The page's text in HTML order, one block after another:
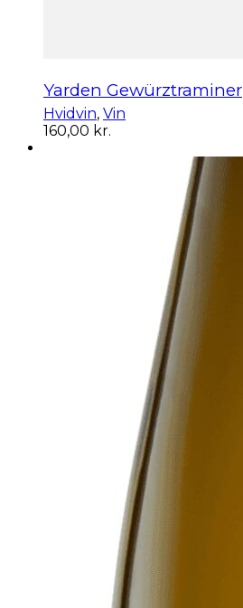
Yarden Gewürztraminer
Hvidvin, Vin
160,00 kr.